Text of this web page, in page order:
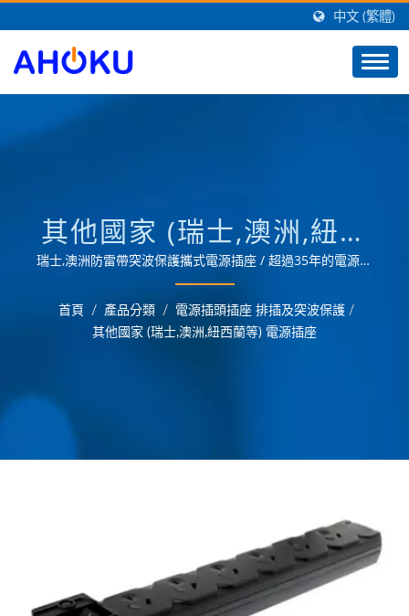
中文 (繁體)
其他國家 (瑞士,澳洲,紐西
蘭等) 電源插座
瑞士,澳洲防雷帶突波保護攜式電源插座 / 超過35年的電源產
品供應以及洞悉市場需求，可為OEM／ODM客戶提供最佳的
智慧家庭解決方案，提供各領域的電源管理應用需求。
首頁 / 產品分類 / 電源插頭插座 排插及突波保護 /
其他國家 (瑞士,澳洲,紐西蘭等) 電源插座